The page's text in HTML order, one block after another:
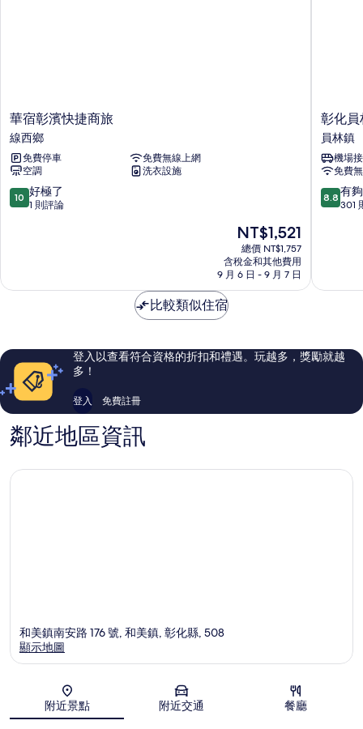
華
宿
彰
濱
快
捷
商
華宿彰濱快捷商旅
線西鄉
免費停車
免費無線上網
空調
洗衣設施
10.0
分，
極
評
論
10 好極了
1 則評論
現
在
價
格
為
NT$1,521
總價 NT$1,757
含稅金和其他費用
9 月 6 日 - 9 月 7 日
彰
化
員
林
麗
禧
酒
彰化員
員林鎮
機場
免費
8.8
分，
夠
評
論
8.8 有
301
比較類似住宿
登入以查看符合資格的折扣和禮遇。玩越多，獎勵就越
多！
登入 免費註冊
鄰近地區資訊
地圖
和美鎮南安路 176 號, 和美鎮, 彰化縣, 508
顯示地圖
附近景點 附近交通 餐廳